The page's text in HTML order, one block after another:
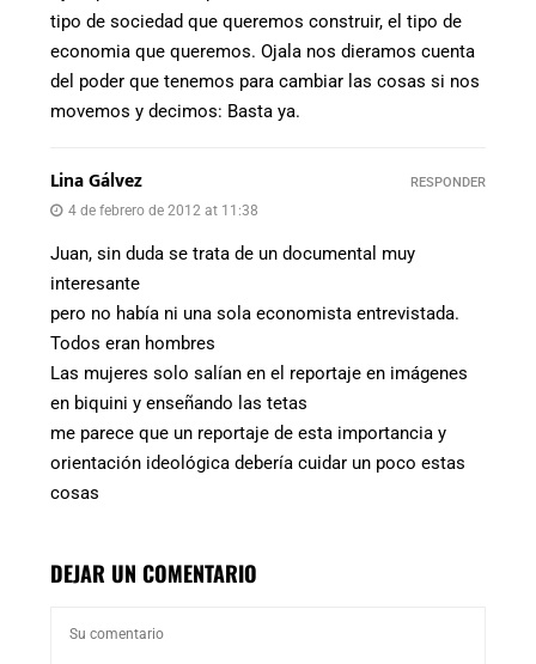
tipo de sociedad que queremos construir, el tipo de
economia que queremos. Ojala nos dieramos cuenta
del poder que tenemos para cambiar las cosas si nos
movemos y decimos: Basta ya.
Lina Gálvez
4 de febrero de 2012 at 11:38
Juan, sin duda se trata de un documental muy
interesante
pero no había ni una sola economista entrevistada.
Todos eran hombres
Las mujeres solo salían en el reportaje en imágenes
en biquini y enseñando las tetas
me parece que un reportaje de esta importancia y
orientación ideológica debería cuidar un poco estas
cosas
RESPONDER
DEJAR UN COMENTARIO